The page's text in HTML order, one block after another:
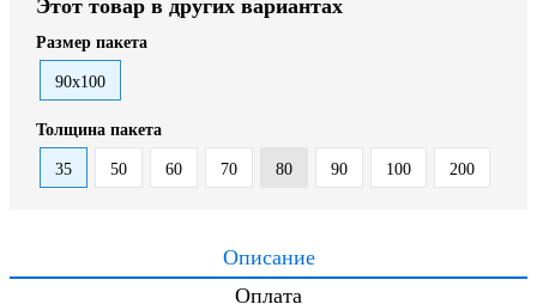
Этот товар в других вариантах
Размер пакета
90x100
Толщина пакета
35 50 60 70 80 90 100 200
Описание
Оплата